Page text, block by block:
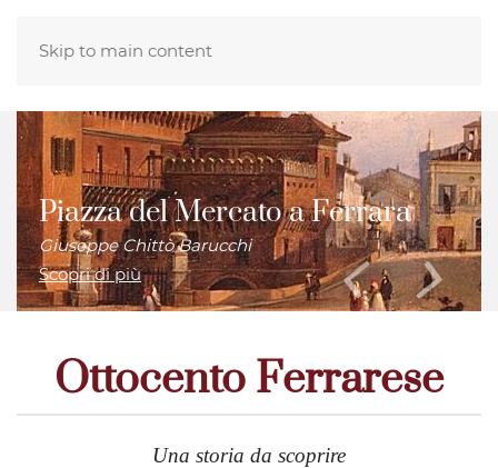
Skip to main content
Piazza del Mercato a Ferrara
Giuseppe Chittò Barucchi
Scopri di più
Ottocento Ferrarese
Una storia da scoprire